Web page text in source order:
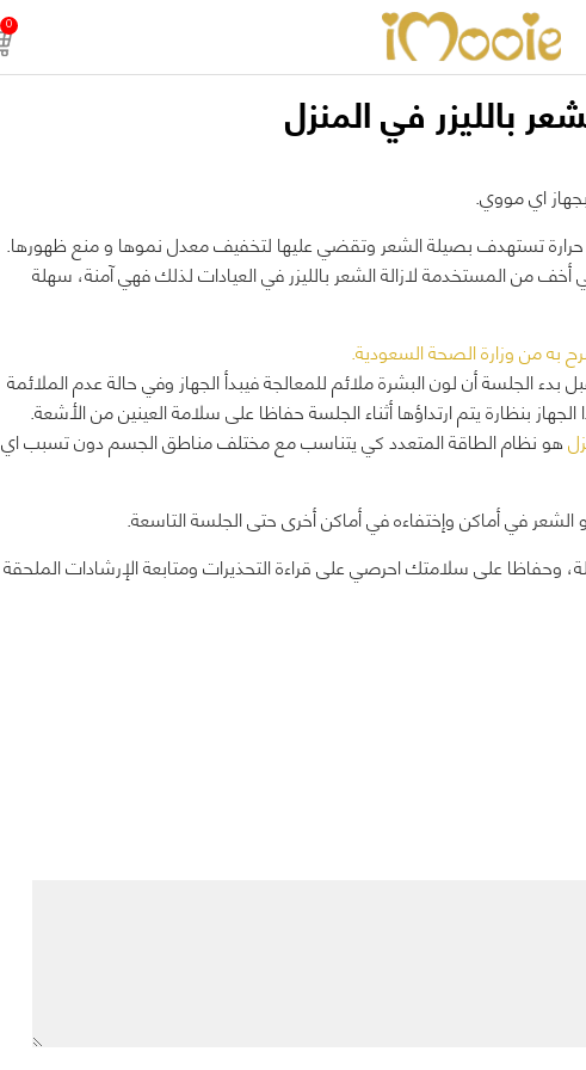
0
بالليزر في المنزل
اي مووي.
حرارة تستهدف بصيلة الشعر وتقضي عليها لتخفيف معدل نموها و منع ظهورها.
أخف من المستخدمة لازالة الشعر بالليزر في العيادات لذلك فهي آمنة، سهلة
به من وزارة الصحة السعودية.
الجلسة أن لون البشرة ملائم للمعالجة فيبدأ الجهاز وفي حالة عدم الملائمة
بنظارة يتم ارتداؤها أثناء الجلسة حفاظا على سلامة العينين من الأشعة.
هو نظام الطاقة المتعدد كي يتناسب مع مختلف مناطق الجسم دون تسبب اي
الشعر في أماكن وإختفاءه في أماكن أخرى حتى الجلسة التاسعة.
وحفاظا على سلامتك احرصي على قراءة التحذيرات ومتابعة الإرشادات الملحقة